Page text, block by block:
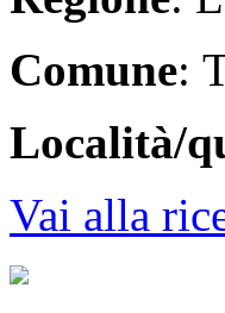
Comune:
Località/
Vai alla